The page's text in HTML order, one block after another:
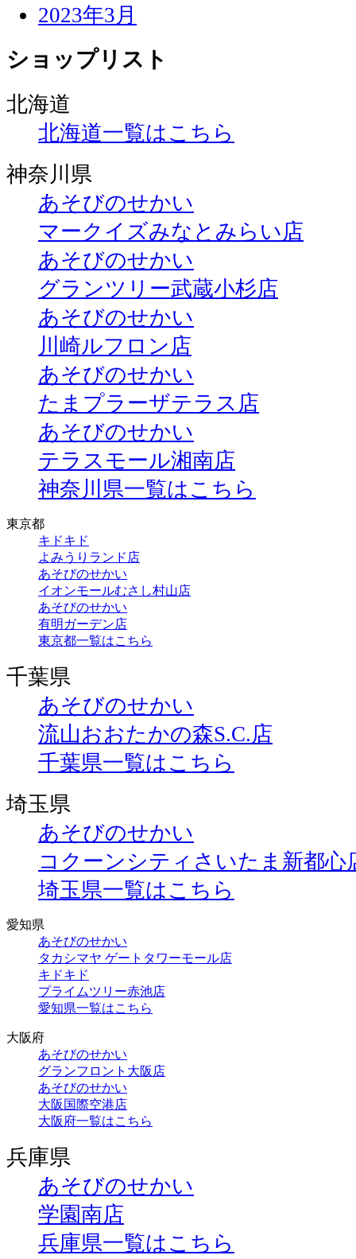
2023年3月
ショップリスト
北海道
北海道一覧はこちら
神奈川県
あそびのせかい
マークイズみなとみらい店
あそびのせかい
グランツリー武蔵小杉店
あそびのせかい
川崎ルフロン店
あそびのせかい
たまプラーザテラス店
あそびのせかい
テラスモール湘南店
神奈川県一覧はこちら
東京都
キドキド
よみうりランド店
あそびのせかい
イオンモールむさし村山店
あそびのせかい
有明ガーデン店
東京都一覧はこちら
千葉県
あそびのせかい
流山おおたかの森S.C.店
千葉県一覧はこちら
埼玉県
あそびのせかい
コクーンシティさいたま新都心
埼玉県一覧はこちら
愛知県
あそびのせかい
タカシマヤ ゲートタワーモール店
キドキド
プライムツリー赤池店
愛知県一覧はこちら
大阪府
あそびのせかい
グランフロント大阪店
あそびのせかい
大阪国際空港店
大阪府一覧はこちら
兵庫県
あそびのせかい
学園南店
兵庫県一覧はこちら